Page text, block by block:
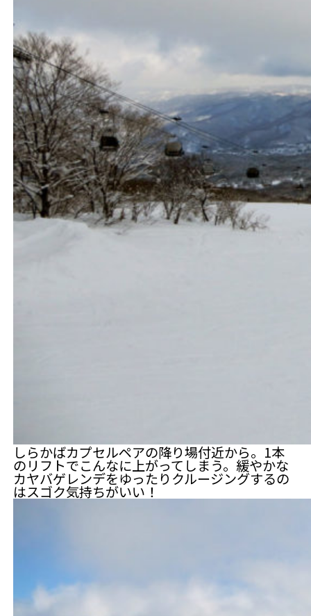
しらかばカプセルペアの降り場付近から。1本
のリフトでこんなに上がってしまう。緩やかな
カヤバゲレンデをゆったりクルージングするの
はスゴク気持ちがいい！